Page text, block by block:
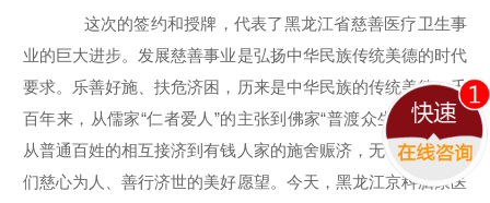
这次的签约和授牌，代表了黑龙江省慈善医疗卫生事
业的巨大进步。发展慈善事业是弘扬中华民族传统美德的时代
要求。乐善好施、扶危济困，历来是中华民族的传统美德。千
百年来，从儒家“仁者爱人”的主张到佛家“普渡众生”的追求，
从普通百姓的相互接济到有钱人家的施舍赈济，无不体现着人
们慈心为人、善行济世的美好愿望。今天，黑龙江京科脑康医
多学科 疑难病 综合系统治
免费回电
我们将会立即回电。本次通话会已经经过隐
私处理，该通话对您免费，请放心接听！